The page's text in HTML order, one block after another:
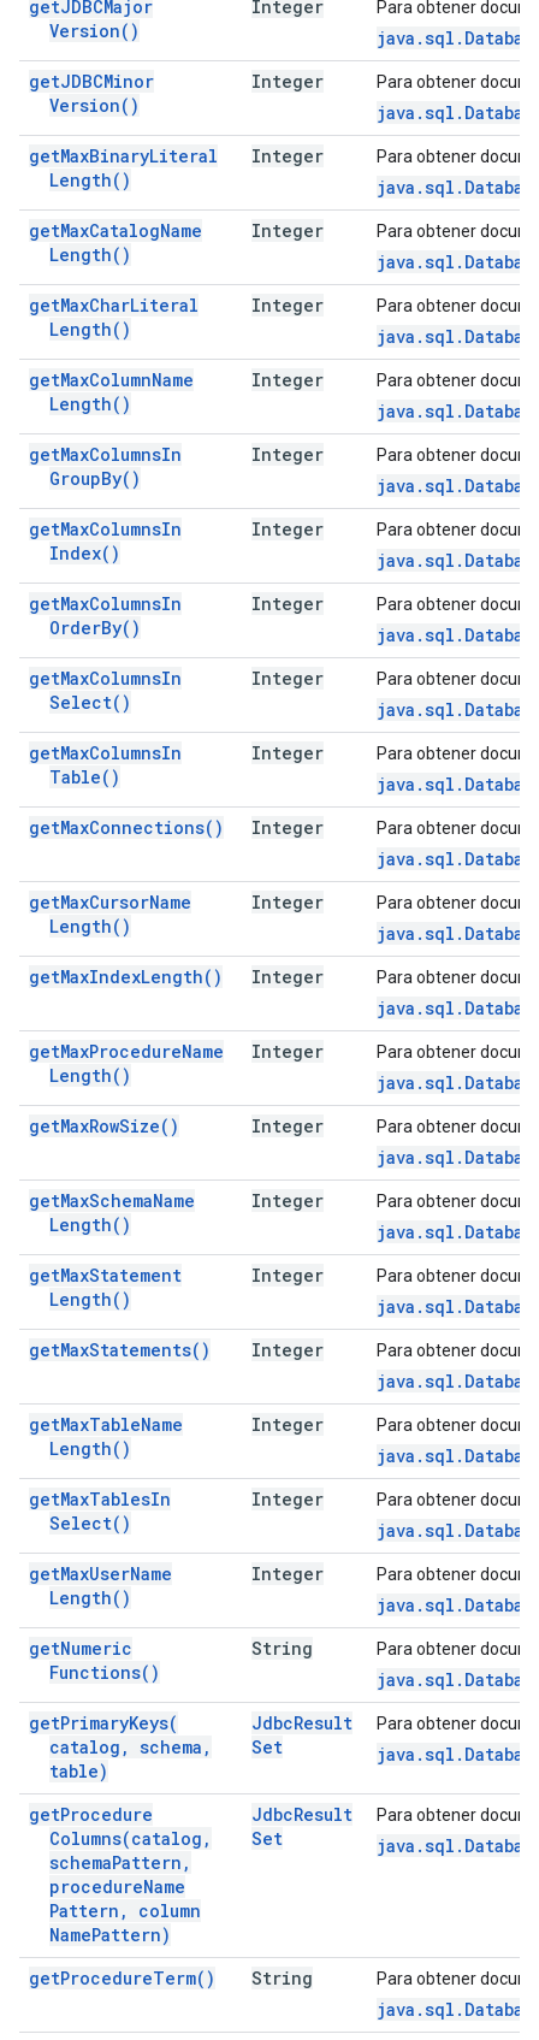
getJDBCMajor
Version( )
Integer Para obtener
getJDBCMinor
Version( )
Integer Para obtener
getMaxBinaryLiteral
Length( )
Integer Para obtener
getMaxCatalogName
Length( )
Integer Para obtener
getMaxCharLiteral
Length( )
Integer Para obtener
getMaxColumnName
Length( )
Integer Para obtener
getMaxColumnsIn
GroupBy( )
Integer Para obtener
getMaxColumnsIn
Index( )
Integer Para obtener
getMaxColumnsIn
OrderBy( )
Integer Para obtener
getMaxColumnsIn
Select( )
Integer Para obtener
getMaxColumnsIn
Table( )
Integer Para obtener
getMaxConnections( ) Integer Para obtener
getMaxCursorName
Length( )
Integer Para obtener
getMaxIndexLength( ) Integer Para obtener
getMaxProcedureName
Length( )
Integer Para obtener
getMaxRowSize( ) Integer Para obtener
getMaxSchemaName
Length( )
Integer Para obtener
getMaxStatement
Length( )
Integer Para obtener
getMaxStatements( ) Integer Para obtener
getMaxTableName
Length( )
Integer Para obtener
getMaxTablesIn
Select( )
Integer Para obtener
getMaxUserName
Length( )
Integer Para obtener
getNumeric
Functions( )
String Para obtener
getPrimaryKeys(
catalog , schema ,
table)
JdbcResult
Set
Para obtener
getProcedure
Columns(catalog ,
schemaPattern ,
procedureName
Pattern ,
column
NamePattern)
JdbcResult
Set
Para obtener
getProcedureTerm( ) String Para obtener